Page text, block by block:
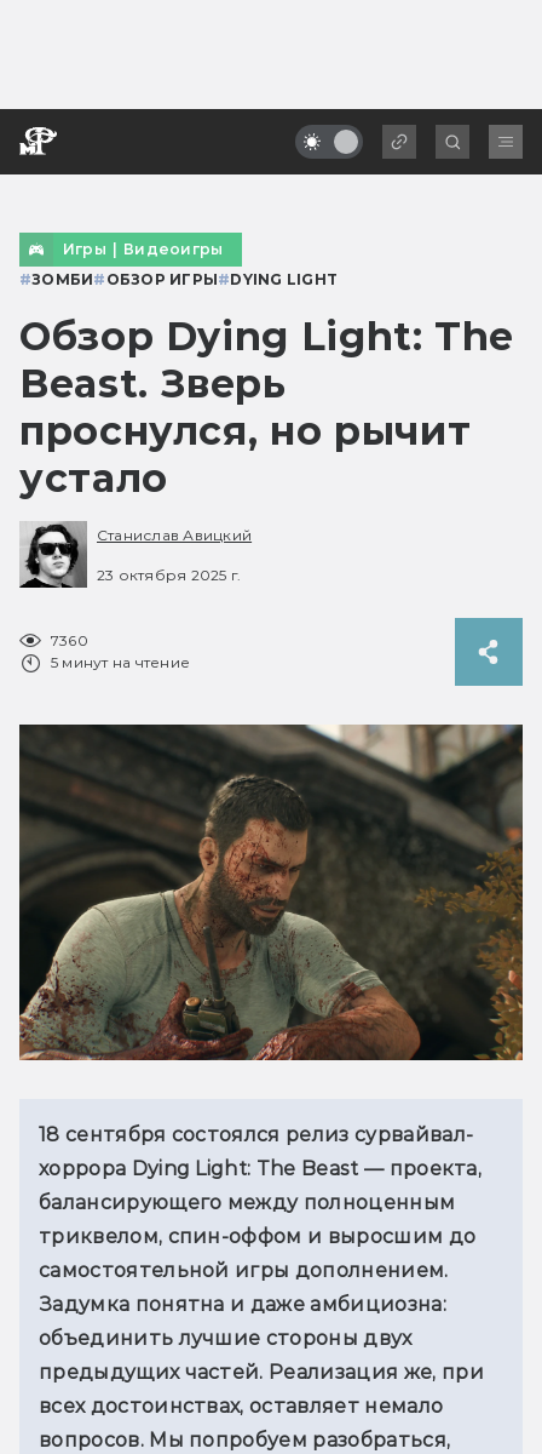
Игры | Видеоигры
#ЗОМБИ# ОБЗОР ИГРЫ#DYING LIGHT
Обзор Dying Light: The
Beast. Зверь
проснулся, но рычит
устало
Станислав Авицкий
23 октября 2025 г.
7360
5 минут на чтение
18 сентября состоялся релиз сурвайвал-
хоррора Dying Light: The Beast — проекта,
балансирующего между полноценным
триквелом, спин-оффом и выросшим до
самостоятельной игры дополнением.
Задумка понятна и даже амбициозна:
объединить лучшие стороны двух
предыдущих частей. Реализация же, при
всех достоинствах, оставляет немало
вопросов. Мы попробуем разобраться,